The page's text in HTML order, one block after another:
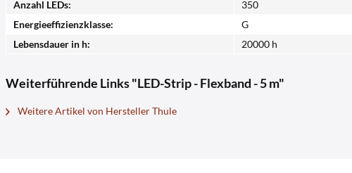
Anzahl LEDs:
350
Energieeffizienzklasse:
G
Lebensdauer in h:
20000 h
Weiterführende Links "LED-Strip - Flexband - 5 m"
Weitere Artikel von Hersteller Thule